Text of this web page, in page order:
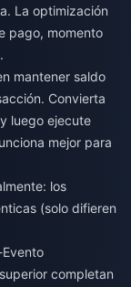
La optimización
pago, momento
mantener saldo
Convierta
luego ejecute
mejor para
los
(solo difieren
completan